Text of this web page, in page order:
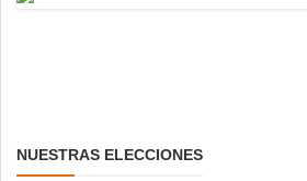
NUESTRAS ELECCIONES